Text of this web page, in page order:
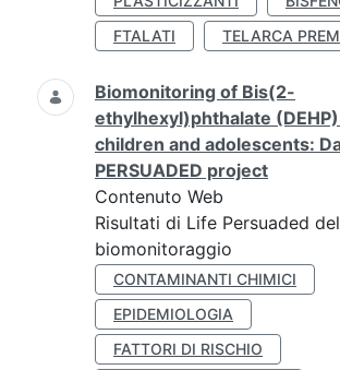
FTALATI
TELARCA
Biomonitoring of Bis(2-
ethylhexyl)phthalate
children and adolescents:
PERSUADED project
Contenuto Web
Risultati di Life Persuaded
biomonitoraggio
CONTAMINANTI CHIMICI
EPIDEMIOLOGIA
FATTORI DI RISCHIO